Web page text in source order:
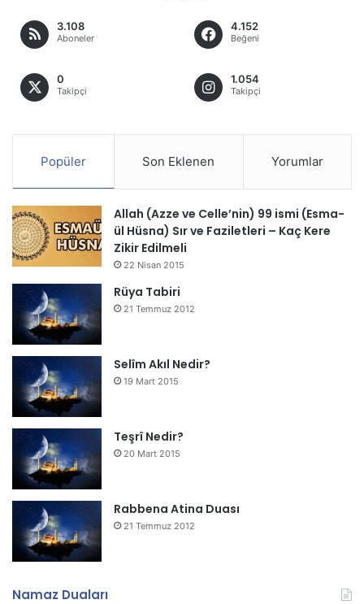
3.108
Aboneler
4.152
Beğeni
0
Takipçi
1.054
Takipçi
Popüler Son Eklenen Yorumlar
Allah (Azze ve Celle’nin) 99 ismi (Esma-
ül Hüsna) Sır ve Faziletleri – Kaç Kere
Zikir Edilmeli
22 Nisan 2015
Rüya Tabiri
21 Temmuz 2012
Selîm Akıl Nedir?
19 Mart 2015
Teşrî Nedir?
20 Mart 2015
Rabbena Atina Duası
21 Temmuz 2012
Namaz Duaları